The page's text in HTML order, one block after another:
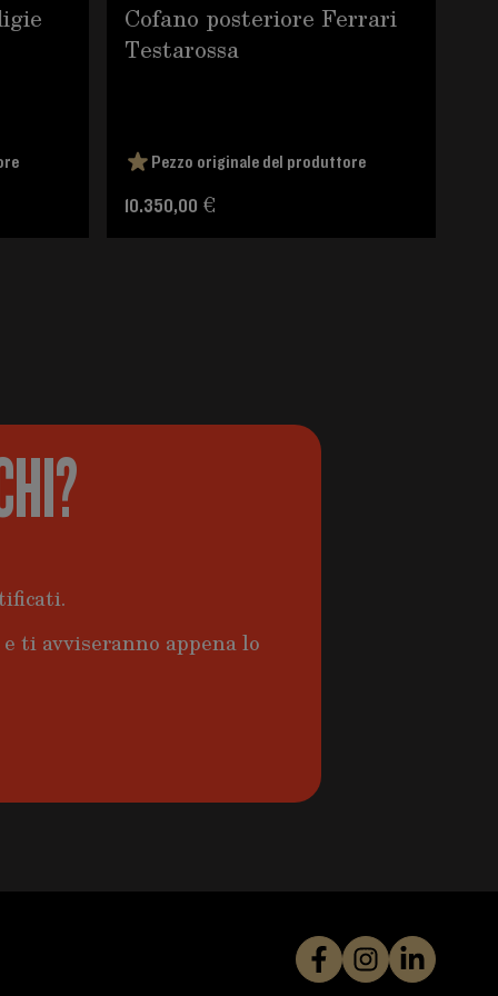
Cofano posteriore Ferrari
Testarossa
Pezzo originale del produttore
10.350,00 €
ti avviseranno appena lo